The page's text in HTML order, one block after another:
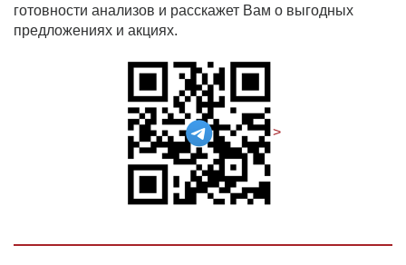
готовности анализов и расскажет Вам о выгодных
предложениях и акциях.
>